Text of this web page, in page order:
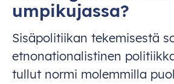
umpikujassa?
Sisäpolitiikan tekemisestä
etnonationalistinen
tullut normi molemmilla